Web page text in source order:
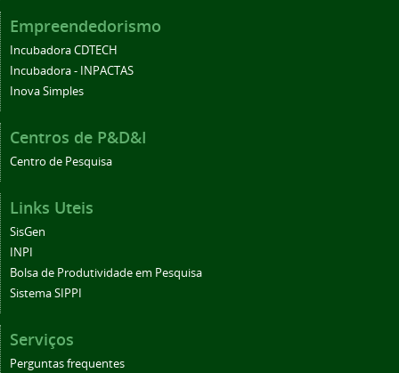
Empreendedorismo
Incubadora CDTECH
Incubadora - INPACTAS
Inova Simples
Centros de P&D&I
Centro de Pesquisa
Links Uteis
SisGen
INPI
Bolsa de Produtividade em Pesquisa
Sistema SIPPI
Serviços
Perguntas frequentes